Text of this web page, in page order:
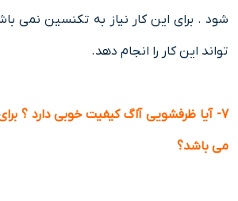
شود . برای این کار نیاز به تکنسین نمی
تواند این کار را انجام دهد.
7- آیا ظرفشویی آاگ کیفیت خوبی دارد ؟
می باشد؟